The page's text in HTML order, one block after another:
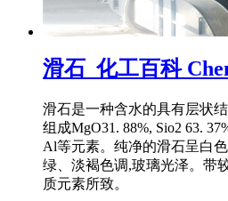
滑石_化工百科
滑石是一种含水的具有层状
组成MgO31. 88%, Sio2 63.
Al等元素。纯净的滑石呈白
绿、淡褐色调,玻璃光泽。带
质元素所致。